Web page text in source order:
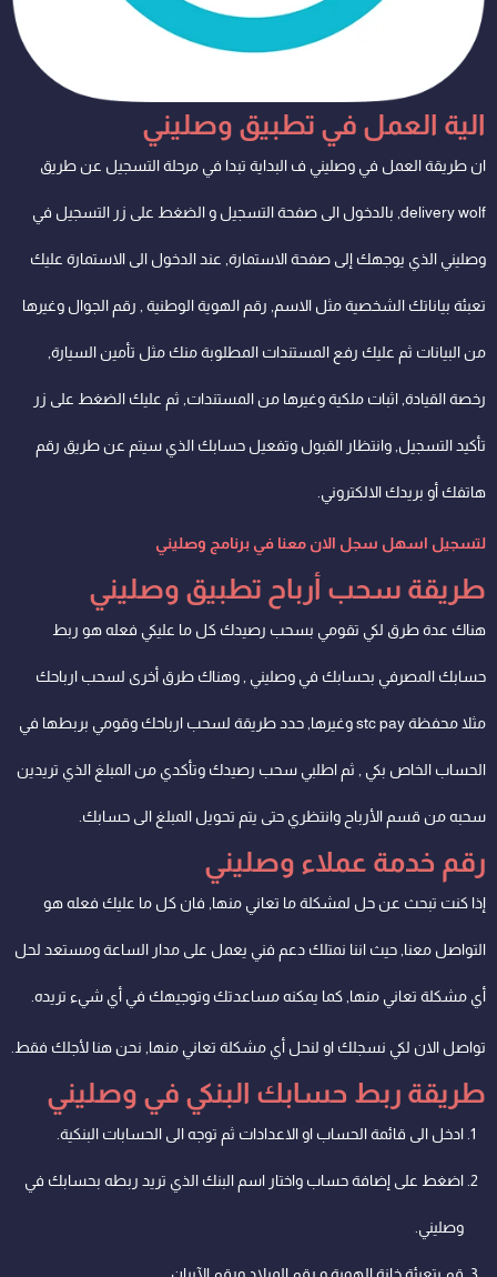
الية العمل في تطبيق وصليني
ان طريقة العمل في وصليني ف البداية تبدا في مرحلة التسجيل عن طريق
delivery wolf, بالدخول الى صفحة التسجيل و الضغط على زر التسجيل في
وصليني الذي يوجهك إلى صفحة الاستمارة, عند الدخول الى الاستمارة عليك
تعبئة بياناتك الشخصية مثل الاسم, رقم الهوية الوطنية , رقم الجوال وغيرها
من البيانات ثم عليك رفع المستندات المطلوبة منك مثل تأمين السيارة,
رخصة القيادة, اثبات ملكية وغيرها من المستندات, ثم عليك الضغط على زر
تأكيد التسجيل, وانتظار القبول وتفعيل حسابك الذي سيتم عن طريق رقم
هاتفك أو بريدك الالكتروني.
لتسجيل اسهل سجل الان معنا في برنامج وصليني
طريقة سحب أرباح تطبيق وصليني
هناك عدة طرق لكي تقومي بسحب رصيدك كل ما عليكي فعله هو ربط
حسابك المصرفي بحسابك في وصليني , وهناك طرق أخرى لسحب ارباحك
مثلا محفظة stc pay وغيرها, حدد طريقة لسحب ارباحك وقومي بربطها في
الحساب الخاص بكي , ثم اطلبي سحب رصيدك وتأكدي من المبلغ الذي تريدين
سحبه من قسم الأرباح وانتظري حتى يتم تحويل المبلغ الى حسابك.
رقم خدمة عملاء وصليني
إذا كنت تبحث عن حل لمشكلة ما تعاني منها, فان كل ما عليك فعله هو
التواصل معنا, حيث اننا نمتلك دعم فني يعمل على مدار الساعة ومستعد لحل
أي مشكلة تعاني منها, كما يمكنه مساعدتك وتوجيهك في أي شيء تريده.
تواصل الان لكي نسجلك او لنحل أي مشكلة تعاني منها, نحن هنا لأجلك فقط.
طريقة ربط حسابك البنكي في وصليني
ادخل الى قائمة الحساب او الاعدادات ثم توجه الى الحسابات البنكية.
اضغط على إضافة حساب واختار اسم البنك الذي تريد ربطه بحسابك في
وصليني.